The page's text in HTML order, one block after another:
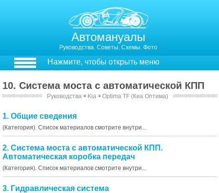
Автомануалы
Руководства. Советы. Схемы. Фото
Нажмите, чтобы открыть меню
10. Система моста с автоматической КПП
Руководства ￫ Kia ￫ Optima TF (Киа Оптима)
1. Общие сведения
(Категория). Список материалов смотрите внутри...
2. Система моста с автоматической КПП.
Автоматическая коробка передач
(Категория). Список материалов смотрите внутри...
3. Гидравлическая система